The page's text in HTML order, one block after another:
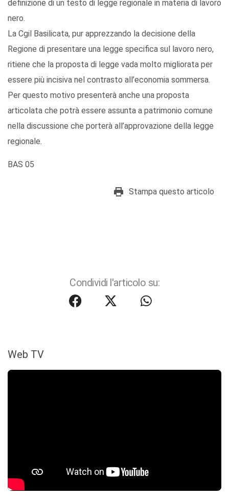
definizione di un testo di legge regionale in materia di lavoro
nero.
La Cgil Basilicata, pur apprezzando la decisione della
Regione di presentare una legge specifica sul lavoro nero,
ritiene che la proposta di legge vada molto migliorata per
essere più incisiva nel contrasto all’economia sommersa.
Per questo motivo presenterà anche una proposta
articolata che potrà essere assunta a patrimonio comune
nella discussione che porterà all’approvazione della legge
regionale.
BAS 05
Stampa questo articolo
Condividi l'articolo su:
Web TV